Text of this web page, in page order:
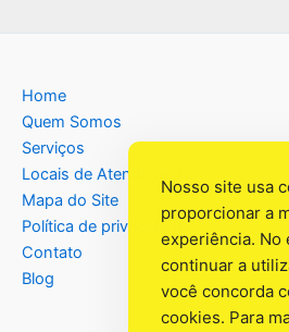
Home
Quem Somos
Serviços
Locais de Atendimento
Mapa do Site
Política de privacidade
Contato
Blog
Nosso site usa
proporcionar a
experiência. No
continuar a
você concorda
cookies. Para